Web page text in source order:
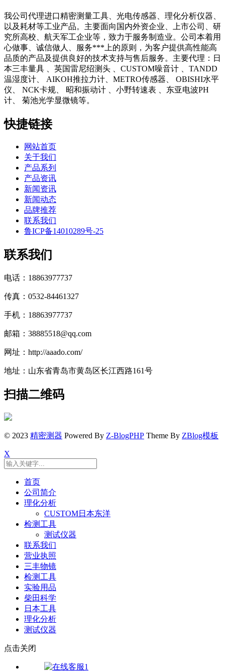
我公司代理进口精密测量工具、光电传感器、理化分析仪器、
以及耗材等工业产品。主要面向国内外资企业、上市公司、研
究所高校、航天军工企业等，致力于服务制造业。公司本着用
心做事、诚信做人、服务***上的原则，为客户提供高性能高
品质的产品及提供良好的技术支持与售后服务。主要代理：日
本三丰量具 、英国雷尼绍测头 、CUSTOM噪音计 、TANDD
温湿度计、 AIKOH推拉力计、METRO传感器、 OBISHI水平
仪、 NCK卡规、 昭和振动计 、小野转速表 、东亚电波PH
计、 菊池光学显微镜等。
快捷链接
网站首页
关于我们
产品系列
产品资讯
新闻资讯
新闻动态
品牌推荐
联系我们
鲁ICP备14010289号-25
联系我们
电话：18863977737
传真：0532-84461327
手机：18863977737
邮箱：38885518@qq.com
网址：http://aaado.com/
地址：山东省青岛市黄岛区长江西路161号
扫描二维码
© 2023 精密测器 Powered By Z-BlogPHP Theme By ZBlog模板
X
首页
公司简介
理化分析
CUSTOM日本东洋
检测工具
测试仪器
联系我们
营业执照
三丰物镜
检测工具
实验用品
柴田科学
日本工具
理化分析
测试仪器
点击关闭